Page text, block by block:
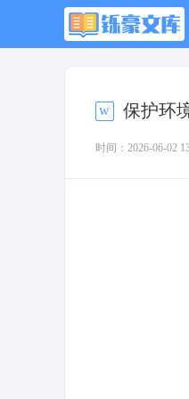
保护环
时间：2026-06-02